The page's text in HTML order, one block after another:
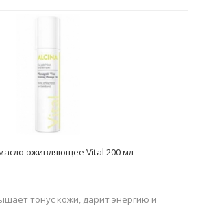
оживляющее Vital 200 мл
тонус кожи, дарит энергию и